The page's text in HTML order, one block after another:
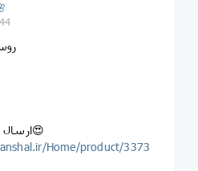
🚚ارسال رایگان به همه جای ایران😍
Home/product/3373